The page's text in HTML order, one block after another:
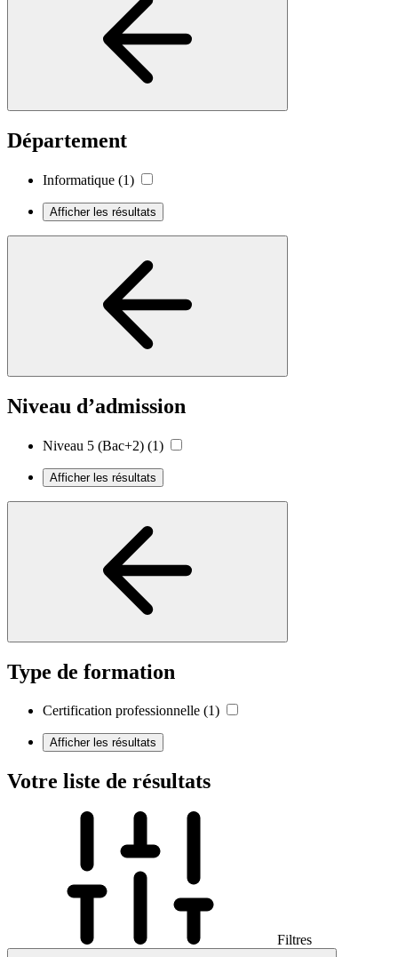
Département
Informatique (1)
Afficher les résultats
Niveau d’admission
Niveau 5 (Bac+2) (1)
Afficher les résultats
Type de formation
Certification professionnelle (1)
Afficher les résultats
Votre liste de résultats
Filtres